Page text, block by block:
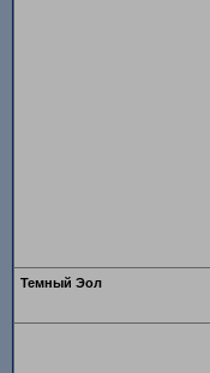
Темный Эол